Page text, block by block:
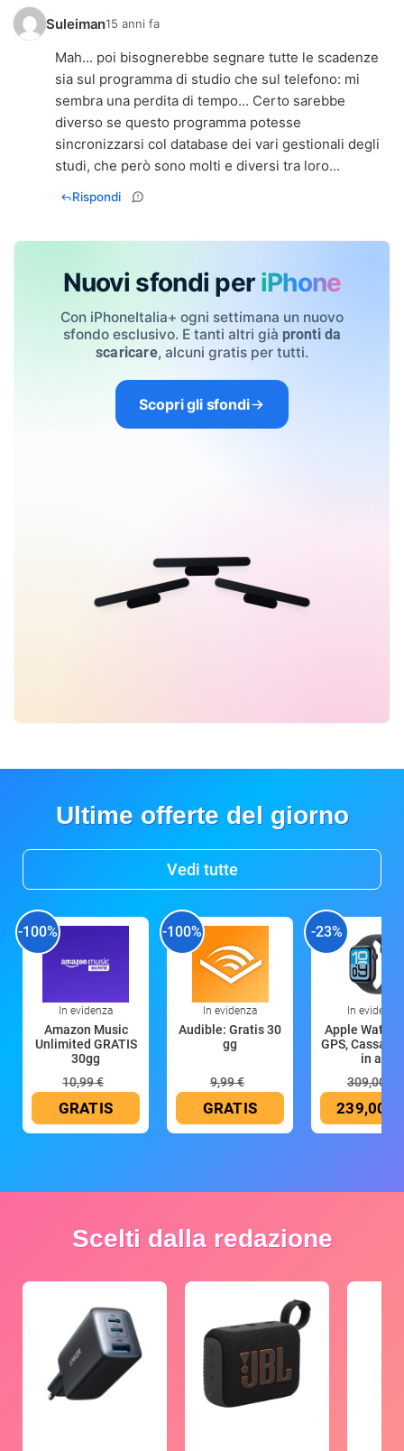
Suleiman15 anni fa
Mah... poi bisognerebbe segnare tutte le scadenze
sia sul programma di studio che sul telefono: mi
sembra una perdita di tempo... Certo sarebbe
diverso se questo programma potesse
sincronizzarsi col database dei vari gestionali degli
studi, che però sono molti e diversi tra loro...
Rispondi
Nuovi sfondi per iPhone
Con iPhoneItalia+ ogni settimana un nuovo
sfondo esclusivo. E tanti altri già pronti da
scaricare, alcuni gratis per tutti.
Scopri gli sfondi
Ultime offerte del giorno
Vedi tutte
-100%
In evidenza
Amazon Music
Unlimited GRATIS
30gg
10,99 €
GRATIS
-100%
In evidenza
Audible: Gratis 30
gg
9,99 €
GRATIS
-23%
In evidenza
Apple Watch
GPS, Cassa
in all
309,00 €
239,00 €
Scelti dalla redazione